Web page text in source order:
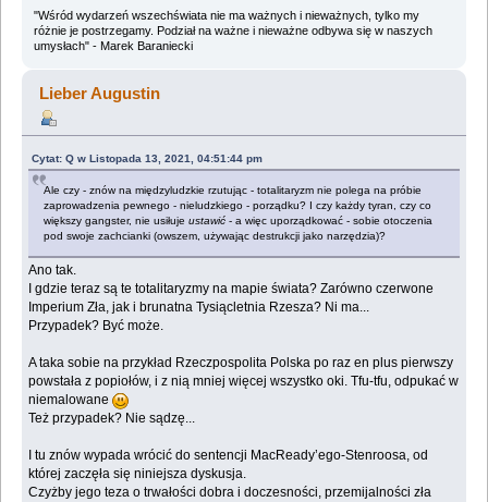
"Wśród wydarzeń wszechświata nie ma ważnych i nieważnych, tylko my
różnie je postrzegamy. Podział na ważne i nieważne odbywa się w naszych
umysłach" - Marek Baraniecki
Lieber Augustin
Cytat: Q w Listopada 13, 2021, 04:51:44 pm
Ale czy - znów na międzyludzkie rzutując - totalitaryzm nie polega na próbie
zaprowadzenia pewnego - nieludzkiego - porządku? I czy każdy tyran, czy co
większy gangster, nie usiłujeustawić - a więc uporządkować - sobie otoczenia
pod swoje zachcianki (owszem, używając destrukcji jako narzędzia)?
Ano tak.
I gdzie teraz są te totalitaryzmy na mapie świata? Zarówno czerwone
Imperium Zła, jak i brunatna Tysiącletnia Rzesza? Ni ma...
Przypadek? Być może.
A taka sobie na przykład Rzeczpospolita Polska po raz en plus pierwszy
powstała z popiołów, i z nią mniej więcej wszystko oki. Tfu-tfu, odpukać w
niemalowane
Też przypadek? Nie sądzę...
I tu znów wypada wrócić do sentencji MacReady’ego-Stenroosa, od
której zaczęła się niniejsza dyskusja.
Czyżby jego teza o trwałości dobra i doczesności, przemijalności zła